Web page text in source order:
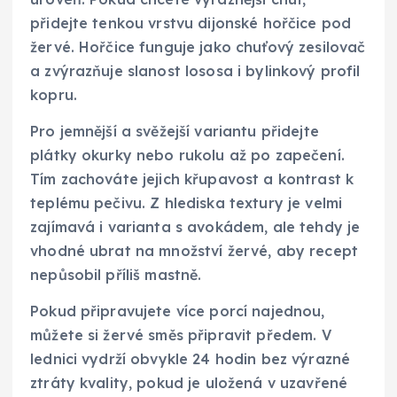
přidejte tenkou vrstvu dijonské hořčice pod
žervé. Hořčice funguje jako chuťový zesilovač
a zvýrazňuje slanost lososa i bylinkový profil
kopru.
Pro jemnější a svěžejší variantu přidejte
plátky okurky nebo rukolu až po zapečení.
Tím zachováte jejich křupavost a kontrast k
teplému pečivu. Z hlediska textury je velmi
zajímavá i varianta s avokádem, ale tehdy je
vhodné ubrat na množství žervé, aby recept
nepůsobil příliš mastně.
Pokud připravujete více porcí najednou,
můžete si žervé směs připravit předem. V
lednici vydrží obvykle 24 hodin bez výrazné
ztráty kvality, pokud je uložená v uzavřené